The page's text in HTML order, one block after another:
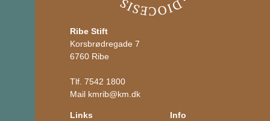
Ribe Stift
Korsbrødregade 7
6760 Ribe
Tlf.7542 1800
Mail kmrib@km.dk
Links
Info